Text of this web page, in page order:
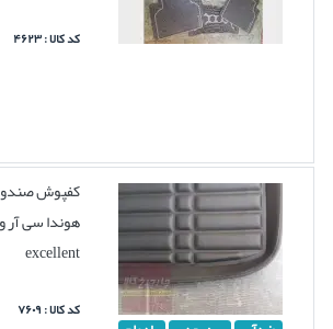
کد کالا : ۴۶۲۳
کفپوش
excellent
کد کالا : ۷۶۰۹